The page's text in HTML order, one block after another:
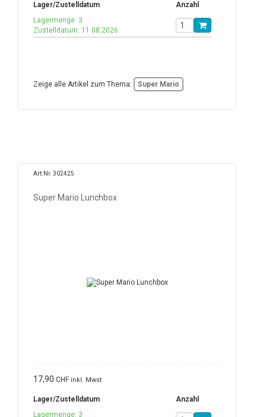
Lager/Zustelldatum
Anzahl
Lagermenge: 3
Zustelldatum: 11.08.2026
Zeige alle Artikel zum Thema: Super Mario
Art.Nr. 302425
Super Mario Lunchbox
17,90 CHF inkl. Mwst
Lager/Zustelldatum
Anzahl
Lagermenge: 3